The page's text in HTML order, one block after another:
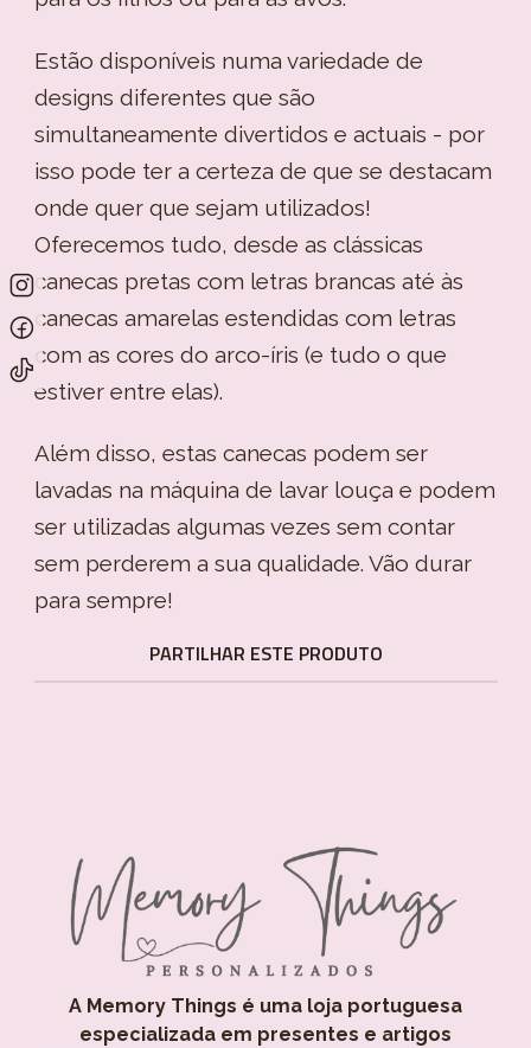
Estão disponíveis numa variedade de
designs diferentes que são
simultaneamente divertidos e actuais - por
isso pode ter a certeza de que se destacam
onde quer que sejam utilizados!
Oferecemos tudo, desde as clássicas
canecas pretas com letras brancas até às
canecas amarelas estendidas com letras
com as cores do arco-íris (e tudo o que
estiver entre elas).
Além disso, estas canecas podem ser
lavadas na máquina de lavar louça e podem
ser utilizadas algumas vezes sem contar
sem perderem a sua qualidade. Vão durar
para sempre!
PARTILHAR ESTE PRODUTO
A Memory Things é uma loja portuguesa
especializada em presentes e artigos